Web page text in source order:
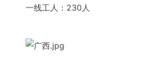
一线工人：230人